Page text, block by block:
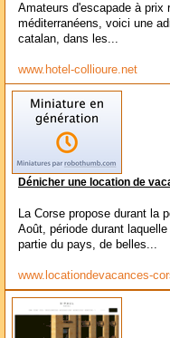
Amateurs d'escapade à prix
méditerranéens, voici une
catalan, dans les...
www.hotel-collioure.net
Dénicher une location de
La Corse propose durant la
Août, période durant
partie du pays, de belles...
www.locationdevacances-